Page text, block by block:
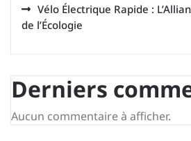
Vélo Électrique Rapide :
de l’Écologie
Derniers
Aucun commentaire à afficher.